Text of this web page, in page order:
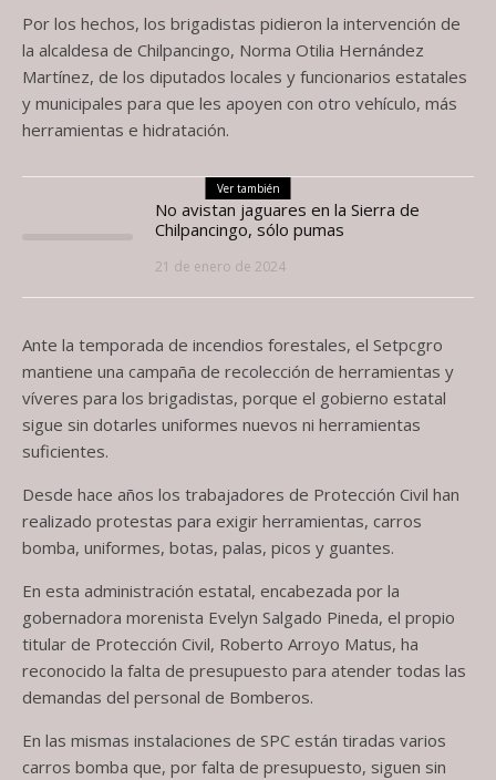
Por los hechos, los brigadistas pidieron la intervención de
la alcaldesa de Chilpancingo, Norma Otilia Hernández
Martínez, de los diputados locales y funcionarios estatales
y municipales para que les apoyen con otro vehículo, más
herramientas e hidratación.
Ver también
No avistan jaguares en la Sierra de
Chilpancingo, sólo pumas
21 de enero de 2024
Ante la temporada de incendios forestales, el Setpcgro
mantiene una campaña de recolección de herramientas y
víveres para los brigadistas, porque el gobierno estatal
sigue sin dotarles uniformes nuevos ni herramientas
suficientes.
Desde hace años los trabajadores de Protección Civil han
realizado protestas para exigir herramientas, carros
bomba, uniformes, botas, palas, picos y guantes.
En esta administración estatal, encabezada por la
gobernadora morenista Evelyn Salgado Pineda, el propio
titular de Protección Civil, Roberto Arroyo Matus, ha
reconocido la falta de presupuesto para atender todas las
demandas del personal de Bomberos.
En las mismas instalaciones de SPC están tiradas varios
carros bomba que, por falta de presupuesto, siguen sin